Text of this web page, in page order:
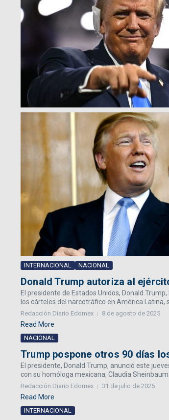
INTERNACIONAL NACIONAL
Donald Trump autoriza al
El presidente de Estados Unidos, Donald
los cárteles del narcotráfico en América Latina,
Redacción Diario Edomex 8 de agosto de 2025
Read More
NACIONAL
Trump pospone otros 90 días
El presidente, Donald Trump, anunció este
con su homóloga mexicana, Claudia Sheinbaum.
Redacción Diario Edomex 31 de julio de 2025
Read More
INTERNACIONAL